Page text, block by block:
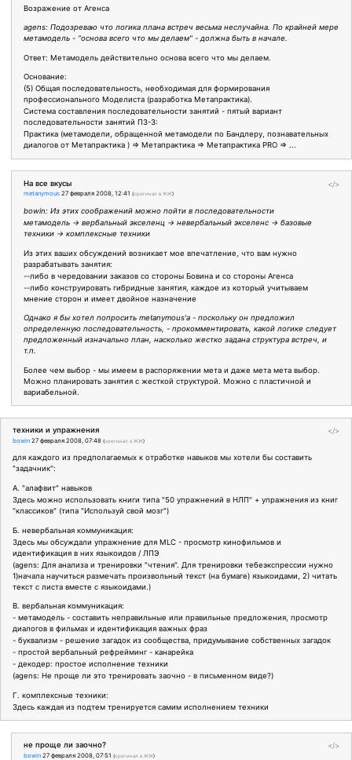
Возражение от Агенса
agens: Подозреваю что логика плана встреч весьма неслучайна. По крайней мере
метамодель - "основа всего что мы делаем" - должна быть в начале.
Ответ: Метамодель действительно основа всего что мы делаем.
Основание:
(5) Общая последовательность, необходимая для формирования
профессионального Моделиста (разработка Метапрактика).
Система составления последовательности занятий - пятый вариант
последовательности занятий ПЗ-3:
Практика (метамодели, обращенной метамодели по Бандлеру, познавательных
диалогов от Метапрактика ) => Метапрактика => Метапрактика PRO => ...
</>
На все вкусы
metanymous 27 февраля 2008, 12:41 (оригинал в ЖЖ)
bowin: Из этих соображений можно пойти в последовательности
метамодель -> вербальный экселенц -> невербальный экселенс -> базовые
техники -> комплексные техники
Из этих ваших обсуждений возникает мое впечатление, что вам нужно
разрабатывать занятия:
--либо в чередовании заказов со стороны Бовина и со стороны Агенса
--либо конструировать гибридные занятия, каждое из который учитываем
мнение сторон и имеет двойное назначение
Однако я бы хотел попросить metanymous'а - поскольку он предложил
определенную последовательность, - прокомментировать, какой логике следует
предложенный изначально план, насколько жестко задана структура встреч, и
т.п.
Более чем выбор - мы имеем в распоряжении мета и даже мета мета выбор.
Можно планировать занятия с жесткой структурой. Можно с пластичной и
вариабельной.
</>
техники и упражнения
bowin 27 февраля 2008, 07:48 (оригинал в ЖЖ)
для каждого из предполагаемых к отработке навыков мы хотели бы составить
"задачник":
А. "алафвит" навыков
Здесь можно использовать книги типа "50 упражнений в НЛП" + упражнения из книг
"классиков" (типа "Используй свой мозг")
Б. невербальная коммуникация:
Здесь мы обсуждали упражнение для MLC - просмотр кинофильмов и
идентификация в них языкоидов / ЛПЭ
(agens: Для анализа и тренировки "чтения". Для тренировки тебеэкспрессии нужно
1)начала научиться размечать произвольный текст (на бумаге) языкоидами, 2) читать
текст с листа вместе с языкоидами.)
В. вербальная коммуникация:
- метамодель - составить неправильные или правильные предложения, просмотр
диалогов в фильмах и идентификация важных фраз
- буквализм - решение загадок из сообщества, придумывание собственных загадок
- простой вербальный рефрейминг - канарейка
- декодер: простое исполнение техники
(agens: Не проще ли это тренировать заочно - в письменном виде?)
Г. комплексные техники:
Здесь каждая из подтем тренируется самим исполнением техники
</>
не проще ли заочно?
bowin 27 февраля 2008, 07:51 (оригинал в ЖЖ)